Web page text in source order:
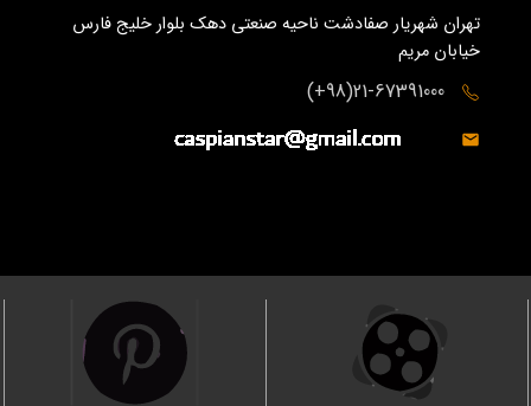
تهران شهریار صفادشت ناحیه صنعتی دهک بلوار خلیج فارس
خیابان مریم
21-67391000(98+)